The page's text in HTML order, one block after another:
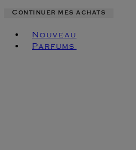
Continuer mes achats
Nouveau
Parfums